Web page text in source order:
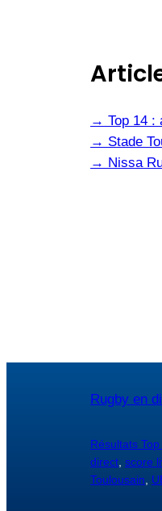
→ Top 14 :
→ Stade
→ Nissa
Rugby en
Résultats
direct score
Toulousain